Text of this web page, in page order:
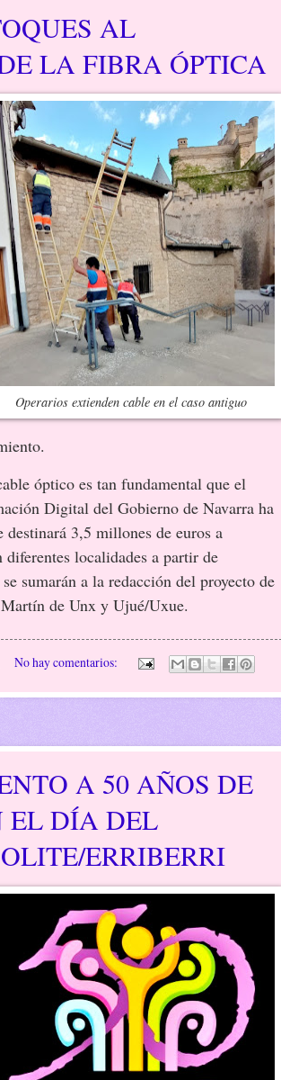
AL
LA FIBRA ÓPTICA
Operarios extienden cable en el caso antiguo
óptico es tan fundamental que el
Digital del Gobierno de Navarra ha
destinará 3,5 millones de euros a
localidades a partir de
sumarán a la redacción del proyecto de
de Unx y Ujué/Uxue.
No hay comentarios:
A 50 AÑOS DE
EL DÍA DEL
ERRIBERRI